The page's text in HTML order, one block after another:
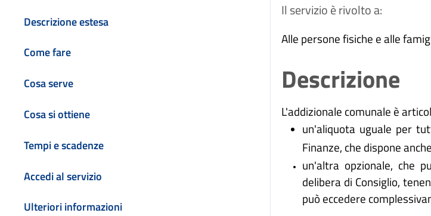
Descrizione estesa
Come fare
Cosa serve
Cosa si ottiene
Tempi e scadenze
Accedi al servizio
Ulteriori informazioni
Il servizio è rivolto a:
Alle persone fisiche e alle
Descrizione
L'addizionale comunale è
un'aliquota uguale per
Finanze, che dispone
un'altra opzionale, che
delibera di Consiglio,
può eccedere